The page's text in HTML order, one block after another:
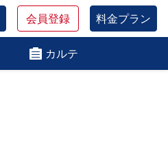
会員登録 料金プラン
カルテ